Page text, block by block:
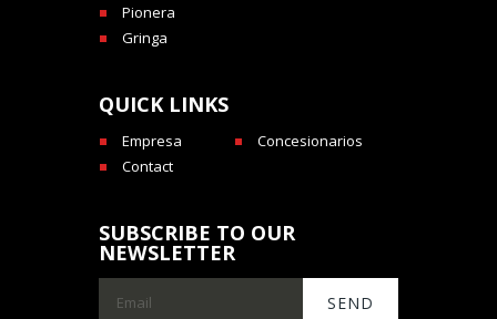
Pionera
Gringa
QUICK LINKS
Empresa
Concesionarios
Contact
SUBSCRIBE TO OUR
NEWSLETTER